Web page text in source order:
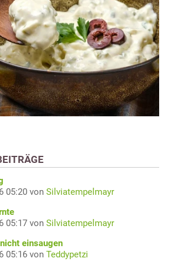
05:20 von Silviatempelmayr
05:17 von Silviatempelmayr
einsaugen
05:16 von Teddypetzi